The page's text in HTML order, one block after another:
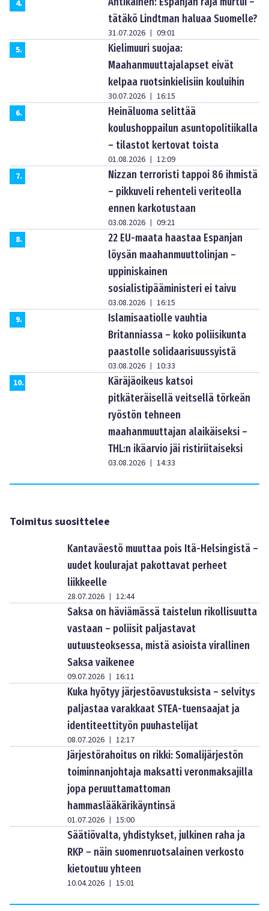
4.
tätäkö Lindtman haluaa Suomelle?
31.07.2026 | 09:01
5.
Kielimuuri suojaa:
Maahanmuuttajalapset eivät
kelpaa ruotsinkielisiin kouluihin
30.07.2026 | 16:15
6.
Heinäluoma selittää
koulushoppailun asuntopolitiikalla
– tilastot kertovat toista
01.08.2026 | 12:09
7.
Nizzan terroristi tappoi 86 ihmistä
– pikkuveli rehenteli veriteolla
ennen karkotustaan
03.08.2026 | 09:21
8.
22 EU-maata haastaa Espanjan
löysän maahanmuuttolinjan –
uppiniskainen
sosialistipääministeri ei taivu
03.08.2026 | 16:15
9.
Islamisaatiolle vauhtia
Britanniassa – koko poliisikunta
paastolle solidaarisuussyistä
03.08.2026 | 10:33
10.
Käräjäoikeus katsoi
pitkäteräisellä veitsellä törkeän
ryöstön tehneen
maahanmuuttajan alaikäiseksi –
THL:n ikäarvio jäi ristiriitaiseksi
03.08.2026 | 14:33
Toimitus suosittelee
Kantaväestö muuttaa pois Itä-Helsingistä –
uudet koulurajat pakottavat perheet
liikkeelle
28.07.2026 | 12:44
Saksa on häviämässä taistelun rikollisuutta
vastaan – poliisit paljastavat
uutuusteoksessa, mistä asioista virallinen
Saksa vaikenee
09.07.2026 | 16:11
Kuka hyötyy järjestöavustuksista – selvitys
paljastaa varakkaat STEA-tuensaajat ja
identiteettityön puuhastelijat
08.07.2026 | 12:17
Järjestörahoitus on rikki: Somalijärjestön
toiminnanjohtaja maksatti veronmaksajilla
jopa peruuttamattoman
hammaslääkärikäyntinsä
01.07.2026 | 15:00
Säätiövalta, yhdistykset, julkinen raha ja
RKP – näin suomenruotsalainen verkosto
kietoutuu yhteen
10.04.2026 | 15:01